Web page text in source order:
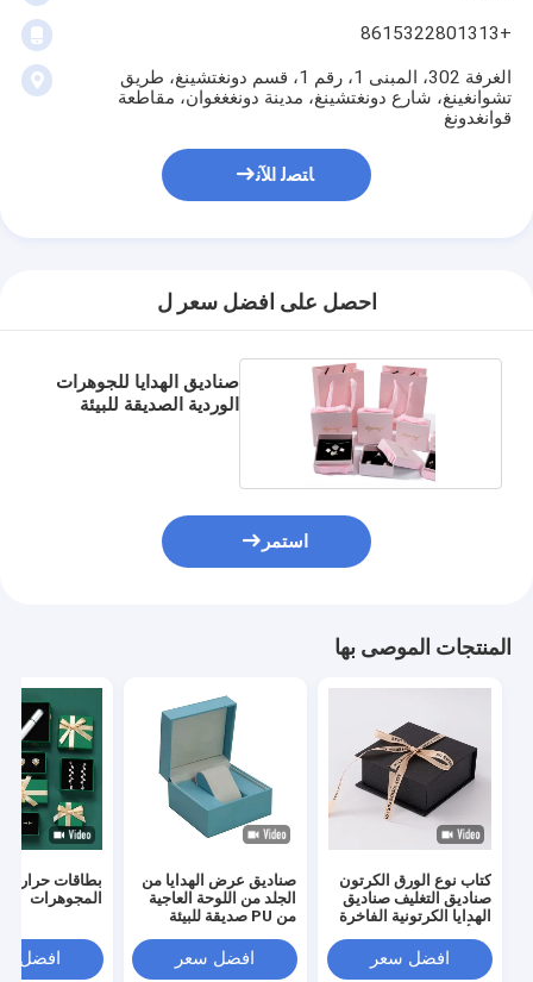
+8615322801313
الغرفة 302، المبنى 1، رقم 1، قسم دونغتشينغ، طريق
تشوانغينغ، شارع دونغتشينغ، مدينة دونغغغوان، مقاطعة
قوانغدونغ
ﺎﺘﺼﻟ ﺍﻶﻧ
احصل على افضل سعر ل
صناديق الهدايا للجوهرات
الوردية الصديقة للبيئة
استمر
المنتجات الموصى بها
كتاب نوع الورق الكرتون
صناديق التغليف صناديق
الهدايا الكرتونية الفاخرة
افضل سعر
صناديق عرض الهدايا من
الجلد من اللوحة العاجية
من PU صديقة للبيئة
محفظةافضل سعر
بطاقات حرارة
المجوهرات
افضل